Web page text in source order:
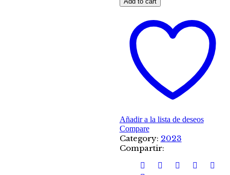
Añadir a la lista de deseos
Compare
Category: 2023
Compartir: